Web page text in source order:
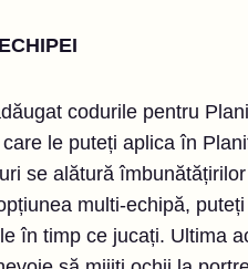
codurile pentru
le puteți aplica în
se alătură
multi-echipă,
în timp ce jucați. Ultima